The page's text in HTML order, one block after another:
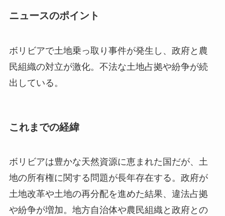
ニュースのポイント
ボリビアで土地乗っ取り事件が発生し、政府と農
民組織の対立が激化。不法な土地占拠や紛争が続
出している。
これまでの経緯
ボリビアは豊かな天然資源に恵まれた国だが、土
地の所有権に関する問題が長年存在する。政府が
土地改革や土地の再分配を進めた結果、違法占拠
や紛争が増加。地方自治体や農民組織と政府との